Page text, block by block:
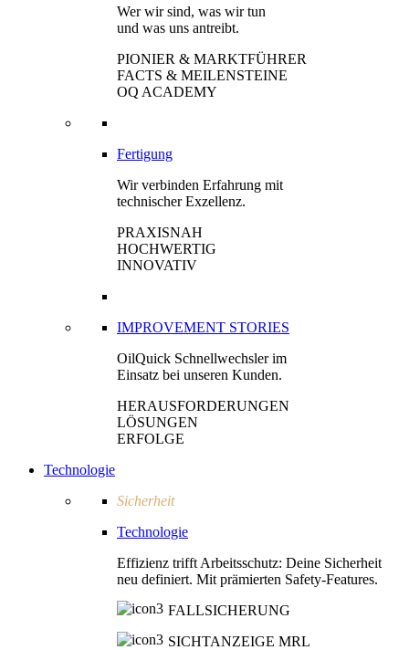
Wer wir sind, was wir tun
und was uns antreibt.
PIONIER & MARKTFÜHRER
FACTS & MEILENSTEINE
OQ ACADEMY
Fertigung
Wir verbinden Erfahrung mit
technischer Exzellenz.
PRAXISNAH
HOCHWERTIG
INNOVATIV
IMPROVEMENT STORIES
OilQuick Schnellwechsler im
Einsatz bei unseren Kunden.
HERAUSFORDERUNGEN
LÖSUNGEN
ERFOLGE
Technologie
Sicherheit
Technologie
Effizienz trifft Arbeitsschutz: Deine Sicherheit
neu definiert. Mit prämierten Safety-Features.
FALLSICHERUNG
SICHTANZEIGE MRL